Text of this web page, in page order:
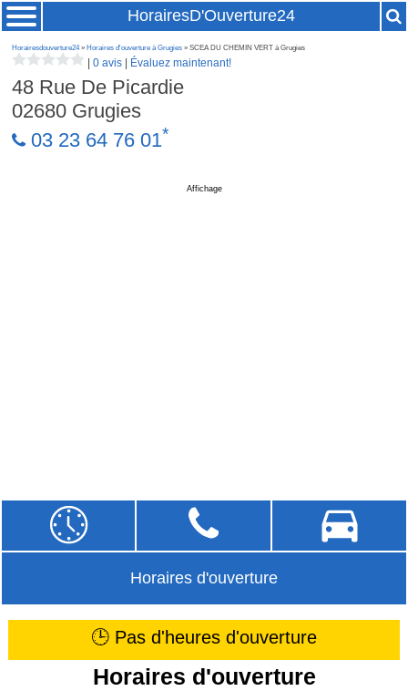
HorairesD'Ouverture24
Horairesdouverture24» Horaires d'ouverture à Grugies » SCEA DU CHEMIN VERT à Grugies
|0 avis Évaluez maintenant!
48 Rue De Picardie
02680 Grugies
03 23 64 76 01*
Affichage
Horaires d'ouverture
🕒 Pas d'heures d'ouverture
Horaires d'ouverture